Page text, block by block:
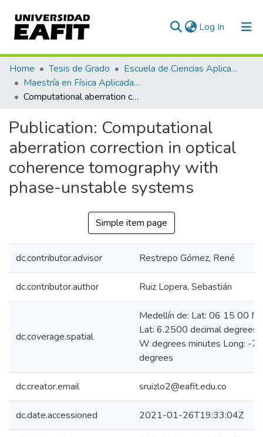
Log In (current)
Communities & Collections
All of DSpace
Home Tesis de Grado
Escuela de Ciencias Aplicadas e Ingeniería
Maestría en Física Aplicada (tesis)
Computational aberration correction in optical coherence tomography with phase-unstable systems
Publication: Computational
aberration correction in optical
coherence tomography with
phase-unstable systems
Simple item page
dc.contributor.advisor Restrepo Gómez, René
dc.contributor.author Ruiz Lopera, Sebastián
dc.coverage.spatial
Medellín de: Lat: 06 15 00 N
Lat: 6.2500 decimal
W degrees minutes Long: -
degrees
dc.creator.email sruizlo2@eafit.edu.co
dc.date.accessioned 2021-01-26T19:33:04Z